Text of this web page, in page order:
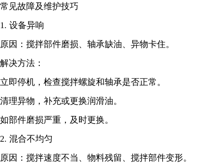
常见故障及维护技巧
1. 设备异响
原因：搅拌部件磨损、轴承缺油、异物卡住。
解决方法：
立即停机，检查搅拌螺旋和轴承是否正常。
清理异物，补充或更换润滑油。
如部件磨损严重，及时更换。
2. 混合不均匀
原因：搅拌速度不当、物料残留、搅拌部件变形。